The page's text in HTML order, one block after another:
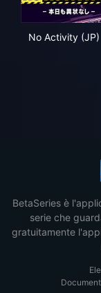
No Activity (JP)
BetaSeries è
serie che
gratuitamente